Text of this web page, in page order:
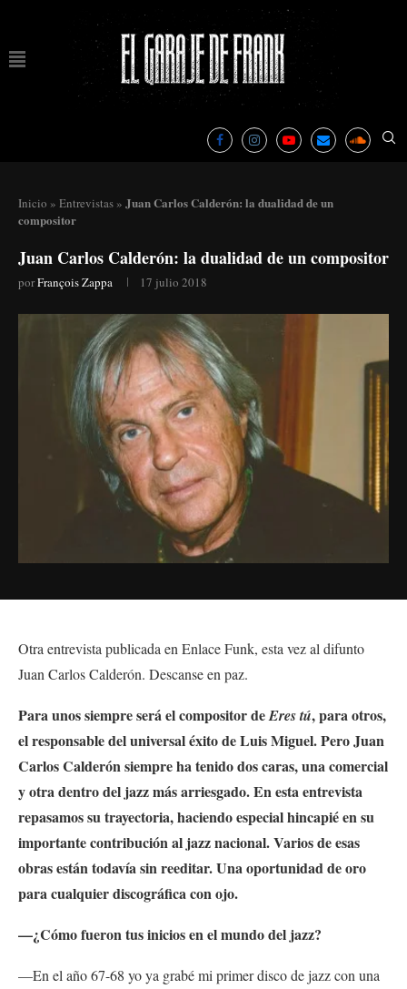
Inicio » Entrevistas » Juan Carlos Calderón: la dualidad de un
compositor
Juan Carlos Calderón: la dualidad de un compositor
porFrançois Zappa 17 julio 2018
Otra entrevista publicada en Enlace Funk, esta vez al difunto
Juan Carlos Calderón. Descanse en paz.
Para unos siempre será el compositor deEres tú, para otros,
el responsable del universal éxito de Luis Miguel. Pero Juan
Carlos Calderón siempre ha tenido dos caras, una comercial
y otra dentro del jazz más arriesgado. En esta entrevista
repasamos su trayectoria, haciendo especial hincapié en su
importante contribución al jazz nacional. Varios de esas
obras están todavía sin reeditar. Una oportunidad de oro
para cualquier discográfica con ojo.
—¿Cómo fueron tus inicios en el mundo del jazz?
—En el año 67-68 yo ya grabé mi primer disco de jazz con una